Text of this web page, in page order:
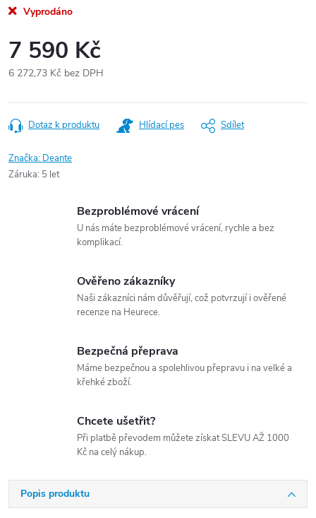
Vyprodáno
7 590 Kč
6 272,73 Kč bez DPH
cena:
Dotaz k produktu Hlídací pes Sdílet
Značka: Deante
Záruka: 5 let
Bezproblémové vrácení
U nás máte bezproblémové vrácení, rychle a bez
komplikací.
Ověřeno zákazníky
Naši zákazníci nám důvěřují, což potvrzují i ověřené
recenze na Heurece.
Bezpečná přeprava
Máme bezpečnou a spolehlivou přepravu i na velké a
křehké zboží.
Chcete ušetřit?
Při platbě převodem můžete získat SLEVU AŽ 1000
Kč na celý nákup.
Popis produktu